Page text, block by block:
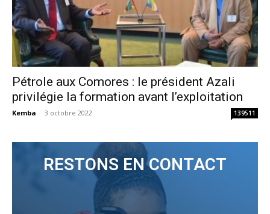
Pétrole aux Comores : le président Azali
privilégie la formation avant l’exploitation
Kemba - 3 octobre 2022 139511
RESTONS EN CONTACT